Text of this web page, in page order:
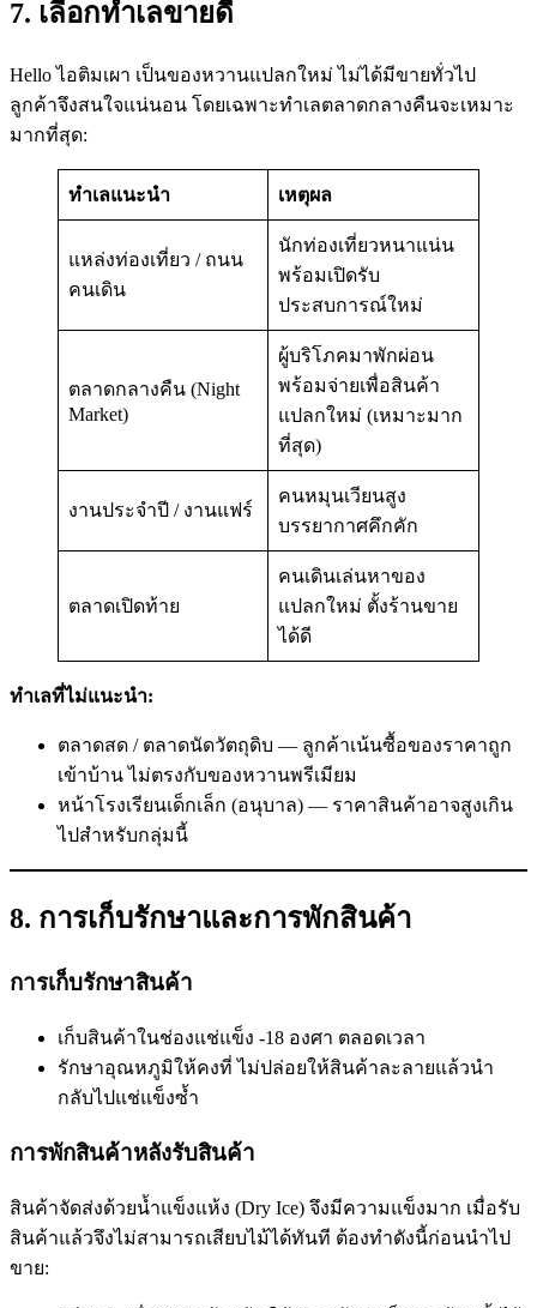
7. เลือกทำเลขายดี
Hello ไอติมเผา เป็นของหวานแปลกใหม่ ไม่ได้มีขายทั่วไป
ลูกค้าจึงสนใจแน่นอน โดยเฉพาะทำเลตลาดกลางคืนจะเหมาะ
มากที่สุด:
ทำเลแนะนำ เหตุผล
แหล่งท่องเที่ยว / ถนน
คนเดิน
นักท่องเที่ยวหนาแน่น
พร้อมเปิดรับ
ประสบการณ์ใหม่
ตลาดกลางคืน (Night
Market)
ผู้บริโภคมาพักผ่อน
พร้อมจ่ายเพื่อสินค้า
แปลกใหม่ (เหมาะมาก
ที่สุด)
งานประจำปี / งานแฟร์
คนหมุนเวียนสูง
บรรยากาศคึกคัก
ตลาดเปิดท้าย
คนเดินเล่นหาของ
แปลกใหม่ ตั้งร้านขาย
ได้ดี
ทำเลที่ไม่แนะนำ:
ตลาดสด / ตลาดนัดวัตถุดิบ — ลูกค้าเน้นซื้อของราคาถูก
เข้าบ้าน ไม่ตรงกับของหวานพรีเมียม
หน้าโรงเรียนเด็กเล็ก (อนุบาล) — ราคาสินค้าอาจสูงเกิน
ไปสำหรับกลุ่มนี้
8. การเก็บรักษาและการพักสินค้า
การเก็บรักษาสินค้า
เก็บสินค้าในช่องแช่แข็ง -18 องศา ตลอดเวลา
รักษาอุณหภูมิให้คงที่ ไม่ปล่อยให้สินค้าละลายแล้วนำ
กลับไปแช่แข็งซ้ำ
การพักสินค้าหลังรับสินค้า
สินค้าจัดส่งด้วยน้ำแข็งแห้ง (Dry Ice) จึงมีความแข็งมาก เมื่อรับ
สินค้าแล้วจึงไม่สามารถเสียบไม้ได้ทันที ต้องทำดังนี้ก่อนนำไป
ขาย: